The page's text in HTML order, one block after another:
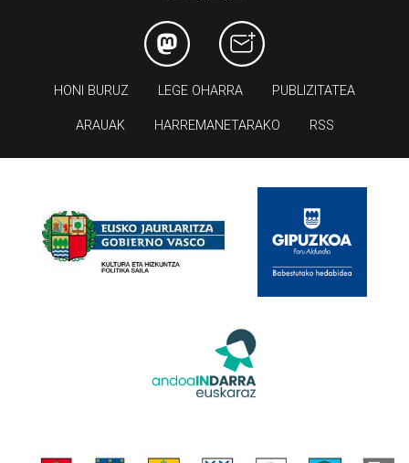
HONI BURUZ LEGE OHARRA PUBLIZITATEA
ARAUAK HARREMANETARAKO RSS